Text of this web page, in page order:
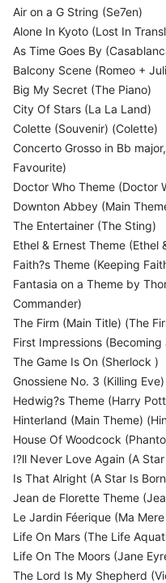
Air on a G String (Se7en)
Alone In Kyoto (Lost In
As Time Goes By
Balcony Scene (Romeo +
Big My Secret (The Piano)
City Of Stars (La La Land)
Colette (Souvenir) (Colette)
Concerto Grosso in Bb
Favourite)
Doctor Who Theme (Doctor
Downton Abbey (Main
The Entertainer (The Sting)
Ethel & Ernest Theme (Ethel
Faith?s Theme (Keeping
Fantasia on a Theme by
Commander)
The Firm (Main Title) (The
First Impressions (Becoming
The Game Is On (Sherlock )
Gnossiene No. 3 (Killing Eve)
Hedwig?s Theme (Harry
Hinterland (Main Theme)
House Of Woodcock
I?ll Never Love Again (A
Is That Alright (A Star Is
Jean de Florette Theme
Le Jardin Féerique (Ma
Life On Mars (The Life
Life On The Moors (Jane
The Lord Is My Shepherd